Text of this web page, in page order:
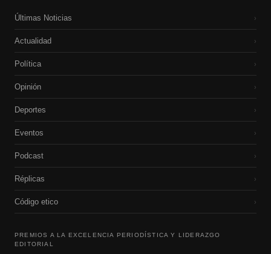
Últimas Noticias ›
Actualidad ›
Política ›
Opinión ›
Deportes ›
Eventos ›
Podcast ›
Réplicas ›
Código etico ›
PREMIOS A LA EXCELENCIA PERIODÍSTICA Y LIDERAZGO
EDITORIAL